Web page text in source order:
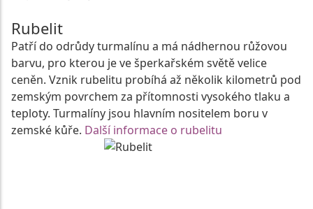
Rubelit
Patří do odrůdy turmalínu a má nádhernou růžovou
barvu, pro kterou je ve šperkařském světě velice
ceněn. Vznik rubelitu probíhá až několik kilometrů pod
zemským povrchem za přítomnosti vysokého tlaku a
teploty. Turmalíny jsou hlavním nositelem boru v
zemské kůře. Další informace o rubelitu